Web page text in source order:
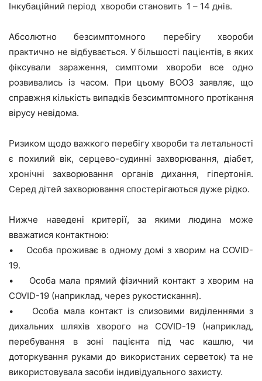
Інкубаційний період хвороби становить 1 – 14 днів.
Абсолютно безсимптомного перебігу хвороби
практично не відбувається. У більшості пацієнтів, в яких
фіксували зараження, симптоми хвороби все одно
розвивались із часом. При цьому ВООЗ заявляє, що
справжня кількість випадків безсимптомного протікання
вірусу невідома.
Ризиком щодо важкого перебігу хвороби та летальності
є похилий вік, серцево-судинні захворювання, діабет,
хронічні захворювання органів дихання, гіпертонія.
Серед дітей захворювання спостерігаються дуже рідко.
Нижче наведені критерії, за якими людина може
вважатися контактною:
• Особа проживає в одному домі з хворим на COVID-
19.
• Особа мала прямий фізичний контакт з хворим на
COVID-19 (наприклад, через рукостискання).
• Особа мала контакт із слизовими виділеннями з
дихальних шляхів хворого на COVID-19 (наприклад,
перебування в зоні пацієнта під час кашлю, чи
доторкування руками до використаних серветок) та не
використовувала засоби індивідуального захисту.